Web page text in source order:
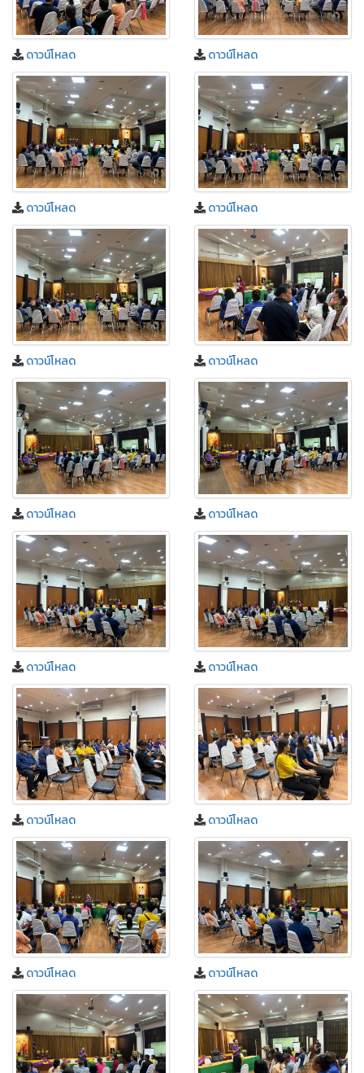
ดาวน์โหลด ดาวน์โหลด
ดาวน์โหลด ดาวน์โหลด
ดาวน์โหลด ดาวน์โหลด
ดาวน์โหลด ดาวน์โหลด
ดาวน์โหลด ดาวน์โหลด
ดาวน์โหลด ดาวน์โหลด
ดาวน์โหลด ดาวน์โหลด